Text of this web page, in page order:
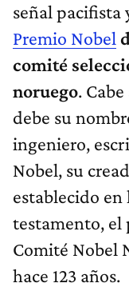
señal
Premio Nobel
comité
noruego.
debe su
ingeniero,
Nobel, su
establecido
testamento, el
Comité Nobel
hace 123 años.